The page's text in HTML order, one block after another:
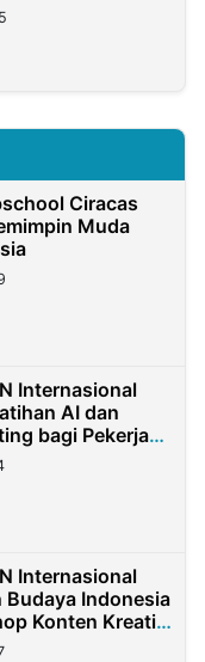
Ciracas
Muda
Internasional
AI dan
bagi Pekerja
di Taiwan
Internasional
Budaya Indonesia
Konten Kreatif